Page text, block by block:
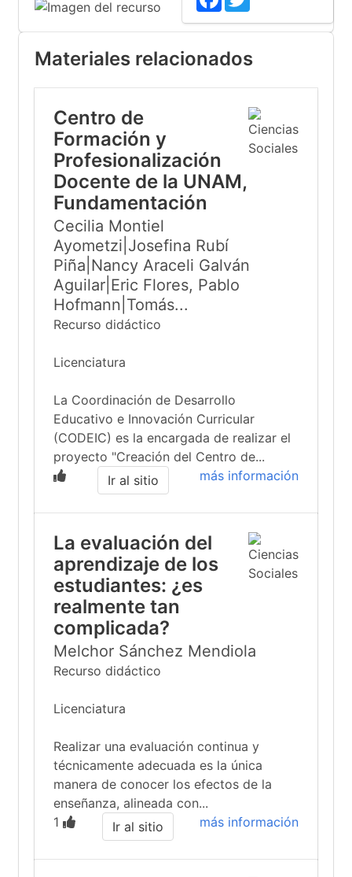
Materiales relacionados
Centro de
Formación y
Profesionalización
Docente de la UNAM,
Fundamentación
Cecilia Montiel
Ayometzi|Josefina Rubí
Piña|Nancy Araceli Galván
Aguilar|Eric Flores, Pablo
Hofmann|Tomás...
Recurso didáctico
Licenciatura
La Coordinación de Desarrollo
Educativo e Innovación Curricular
(CODEIC) es la encargada de realizar el
proyecto "Creación del Centro de...
más información
Ir al sitio
La evaluación del
aprendizaje de los
estudiantes: ¿es
realmente tan
complicada?
Melchor Sánchez Mendiola
Recurso didáctico
Licenciatura
Realizar una evaluación continua y
técnicamente adecuada es la única
manera de conocer los efectos de la
enseñanza, alineada con...
1
más información
Ir al sitio